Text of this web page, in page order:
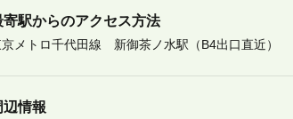
寄駅からのアクセス方法
メトロ千代田線 新御茶ノ水駅（B4出口直近）
辺情報